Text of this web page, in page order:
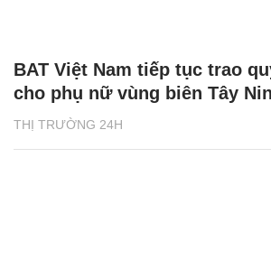
THỊ TRƯỜNG 24H
BAT Việt Nam tiếp tục trao
cho phụ nữ vùng biên Tây